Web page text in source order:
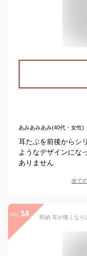
あみあみあみ(40代・女性)
耳たぶを前後からシ
ようなデザインにな
ありません
全て
no. 14